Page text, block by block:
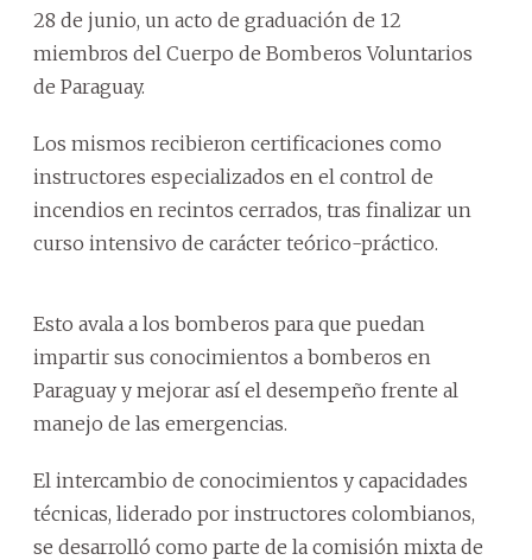
28 de junio, un acto de graduación de 12
miembros del Cuerpo de Bomberos Voluntarios
de Paraguay.
Los mismos recibieron certificaciones como
instructores especializados en el control de
incendios en recintos cerrados, tras finalizar un
curso intensivo de carácter teórico-práctico.
Esto avala a los bomberos para que puedan
impartir sus conocimientos a bomberos en
Paraguay y mejorar así el desempeño frente al
manejo de las emergencias.
El intercambio de conocimientos y capacidades
técnicas, liderado por instructores colombianos,
se desarrolló como parte de la comisión mixta de